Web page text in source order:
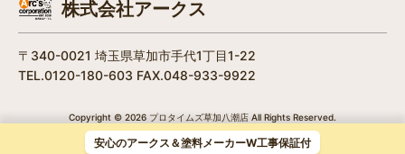
株式会社アークス
〒340-0021 埼玉県草加市手代1丁目1-22
TEL.0120-180-603 FAX.048-933-9922
Copyright © 2026 プロタイムズ草加八潮店 All Rights Reserved.
/
個人情報保護方針
安心のアークス＆塗料メーカーW工事保証付